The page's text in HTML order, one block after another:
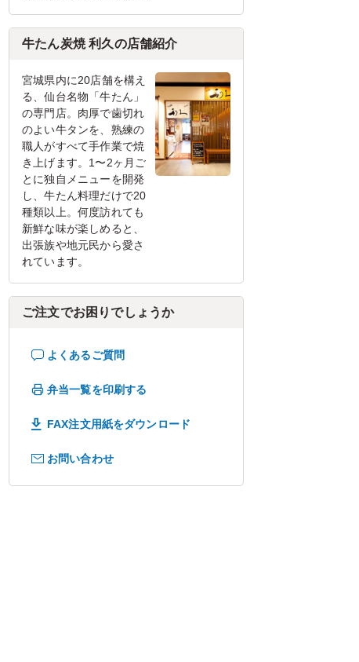
牛たん炭焼 利久の店舗紹介
宮城県内に20店舗を構え
る、仙台名物「牛たん」
の専門店。肉厚で歯切れ
のよい牛タンを、熟練の
職人がすべて手作業で焼
き上げます。1〜2ヶ月ご
とに独自メニューを開発
し、牛たん料理だけで20
種類以上。何度訪れても
新鮮な味が楽しめると、
出張族や地元民から愛さ
れています。
ご注文でお困りでしょうか
よくあるご質問
弁当一覧を印刷する
FAX注文用紙をダウンロード
お問い合わせ